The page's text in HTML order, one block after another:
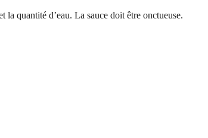
la quantité d’eau. La sauce doit être onctueuse.